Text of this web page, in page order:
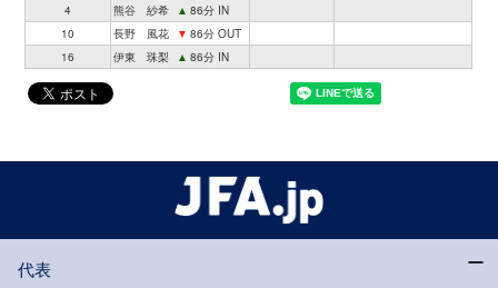
4
熊谷 紗希 ▲ 86分 IN
10
長野 風花 ▼ 86分 OUT
16
伊東 珠梨 ▲ 86分 IN
代表